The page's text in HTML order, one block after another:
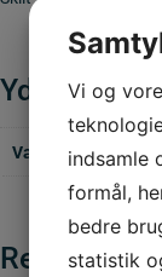
Yderligere
Vægt
Relaterede
Vi og
indsamle
formål,
bedre
statistik